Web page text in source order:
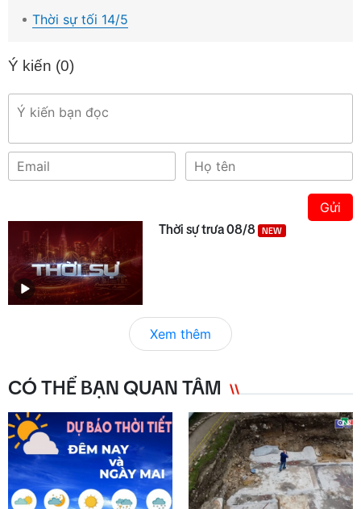
Thời sự tối 14/5
Ý kiến (0)
Gửi
Thời sự trưa 08/8 NEW
Xem thêm
CÓ THỂ BẠN QUAN TÂM